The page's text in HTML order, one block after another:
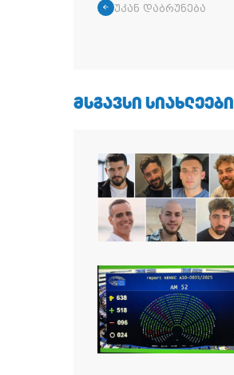
უკან დაბრუნება
ᲛᲡᲒᲐᲕᲡᲘ ᲡᲘᲐᲮᲚᲔᲔᲑᲘ